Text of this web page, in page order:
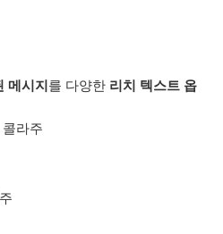
메시지를 다양한 리치 텍스트 옵
라주